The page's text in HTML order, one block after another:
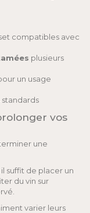
compatibles avec
plusieurs
un usage
standards
vos
une
suffit de placer un
du vin sur
varier leurs